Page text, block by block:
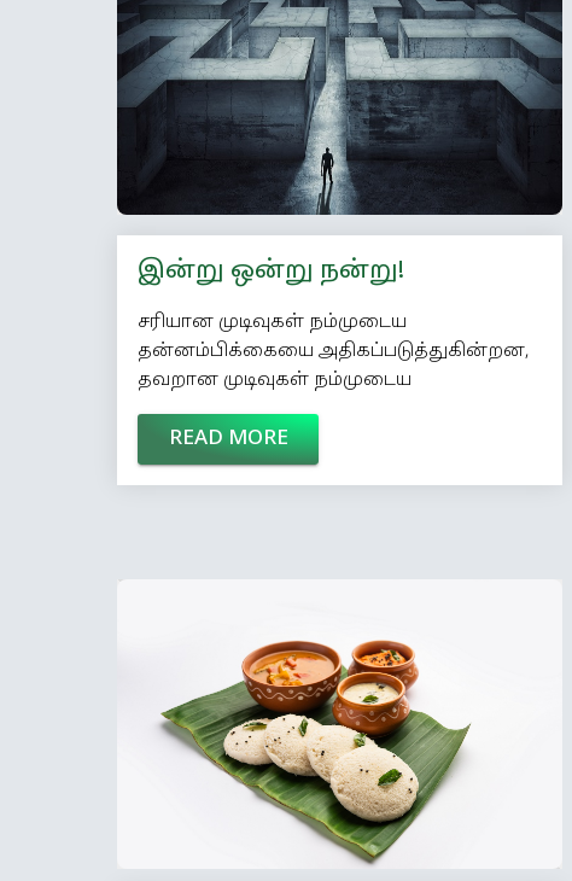
இன்று ஒன்று நன்று!
சரியான முடிவுகள் நம்முடைய
தன்னம்பிக்கையை அதிகப்படுத்துகின்றன,
தவறான முடிவுகள் நம்முடைய
அனுபவத்தை அதிகப்படுத்துகின்றன!
READ MORE